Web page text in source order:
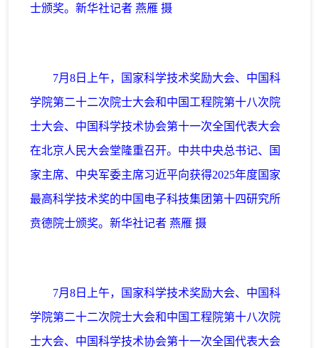
士颁奖。新华社记者 燕雁 摄
7月8日上午，国家科学技术奖励大会、中国科
学院第二十二次院士大会和中国工程院第十八次院
士大会、中国科学技术协会第十一次全国代表大会
在北京人民大会堂隆重召开。中共中央总书记、国
家主席、中央军委主席习近平向获得2025年度国家
最高科学技术奖的中国电子科技集团第十四研究所
贲德院士颁奖。新华社记者 燕雁 摄
7月8日上午，国家科学技术奖励大会、中国科
学院第二十二次院士大会和中国工程院第十八次院
士大会、中国科学技术协会第十一次全国代表大会